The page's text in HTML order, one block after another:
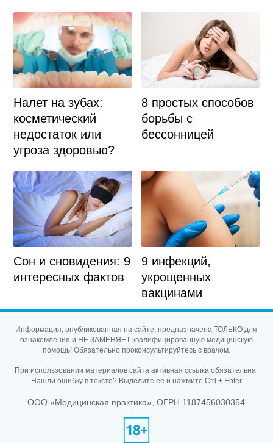
Налет на зубах:
косметический
недостаток или
угроза здоровью?
8 простых способов
борьбы с
бессонницей
Сон и сновидения: 9
интересных фактов
9 инфекций,
укрощенных
вакцинами
Информация, опубликованная на сайте, предназначена ТОЛЬКО для
ознакомления и НЕ ЗАМЕНЯЕТ квалифицированную медицинскую
помощь! Обязательно проконсультируйтесь с врачом.
При использовании материалов сайта активная ссылка обязательна.
Нашли ошибку в тексте? Выделите ее и нажмите Ctrl + Enter
ООО «Медицинская практика», ОГРН 1187456030354